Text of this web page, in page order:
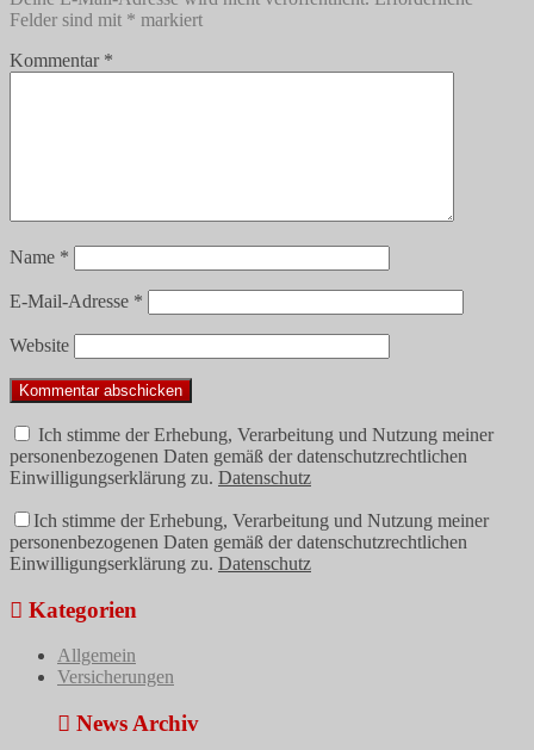
Felder sind mit * markiert
Kommentar *
Name *
E-Mail-Adresse *
Website
Ich stimme der Erhebung, Verarbeitung und Nutzung meiner
personenbezogenen Daten gemäß der datenschutzrechtlichen
Einwilligungserklärung zu. Datenschutz
Ich stimme der Erhebung, Verarbeitung und Nutzung meiner
personenbezogenen Daten gemäß der datenschutzrechtlichen
Einwilligungserklärung zu. Datenschutz
Kategorien
Allgemein
Versicherungen
News Archiv